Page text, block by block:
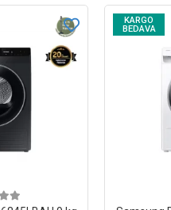
KARGO
BEDAVA